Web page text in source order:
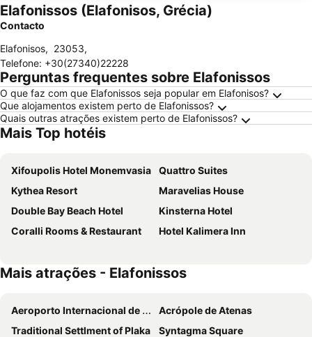
Elafonissos (Elafonisos, Grécia)
Contacto
Elafonisos, 23053,
Telefone: +30(27340)22228
Perguntas frequentes sobre Elafonissos
O que faz com que Elafonissos seja popular em Elafonisos?
Que alojamentos existem perto de Elafonissos?
Quais outras atrações existem perto de Elafonissos?
Mais Top hotéis
Xifoupolis Hotel Monemvasia
Quattro Suites
Kythea Resort
Maravelias House
Double Bay Beach Hotel
Kinsterna Hotel
Coralli Rooms & Restaurant
Hotel Kalimera Inn
Mais atrações - Elafonissos
Aeroporto Internacional de Atenas
Acrópole de Atenas
Traditional Settlment of Plaka
Syntagma Square